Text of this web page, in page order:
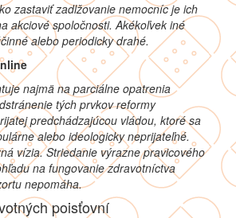
zastaviť zadlžovanie nemocníc je ich
akciové spoločnosti. Akékoľvek iné
alebo periodicky drahé.
najmä na parciálne opatrenia
tých prvkov reformy
predchádzajúcou vládou, ktoré sa
alebo ideologicky neprijateľné.
vízia. Striedanie výrazne pravicového
na fungovanie zdravotníctva
nepomáha.
poisťovní